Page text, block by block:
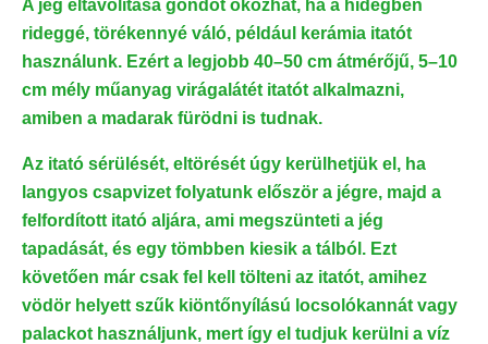
A jég eltávolítása gondot okozhat, ha a hidegben
rideggé, törékennyé váló, például kerámia itatót
használunk. Ezért a legjobb 40–50 cm átmérőjű, 5–10
cm mély műanyag virágalátét itatót alkalmazni,
amiben a madarak fürödni is tudnak.
Az itató sérülését, eltörését úgy kerülhetjük el, ha
langyos csapvizet folyatunk először a jégre, majd a
felfordított itató aljára, ami megszünteti a jég
tapadását, és egy tömbben kiesik a tálból. Ezt
követően már csak fel kell tölteni az itatót, amihez
vödör helyett szűk kiöntőnyílású locsolókannát vagy
palackot használjunk, mert így el tudjuk kerülni a víz